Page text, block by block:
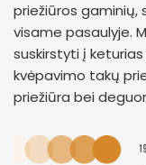
priežiūros gaminių,
visame pasaulyje.
suskirstyti į
kvėpavimo takų
priežiūra bei